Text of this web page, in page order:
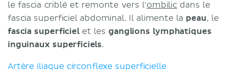
le fascia criblé et remonte vers l'ombilicdans le
fascia superficiel abdominal. Il alimente la peau, le
fascia superficiel et lesganglions lymphatiques
inguinaux superficiels.
Artère iliaque circonflexe superficielle